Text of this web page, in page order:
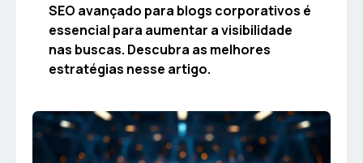
SEO avançado para blogs corporativos é
essencial para aumentar a visibilidade
nas buscas. Descubra as melhores
estratégias nesse artigo.